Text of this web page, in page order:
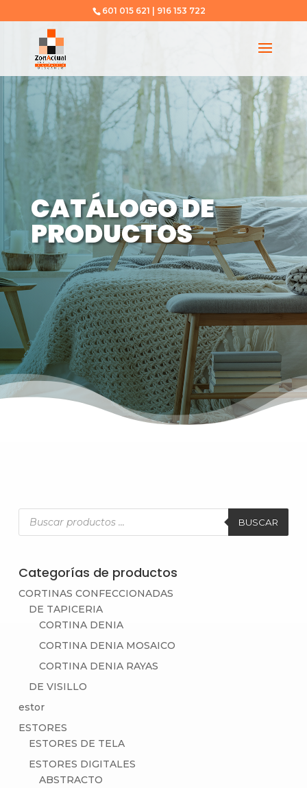
601 015 621 | 916 153 722
CATÁLOGO DE
PRODUCTOS
Búsqueda
productos
BUSCAR
Categorías de productos
CORTINAS CONFECCIONADAS
DE TAPICERIA
CORTINA DENIA
CORTINA DENIA MOSAICO
CORTINA DENIA RAYAS
DE VISILLO
estor
ESTORES
ESTORES DE TELA
ESTORES DIGITALES
ABSTRACTO